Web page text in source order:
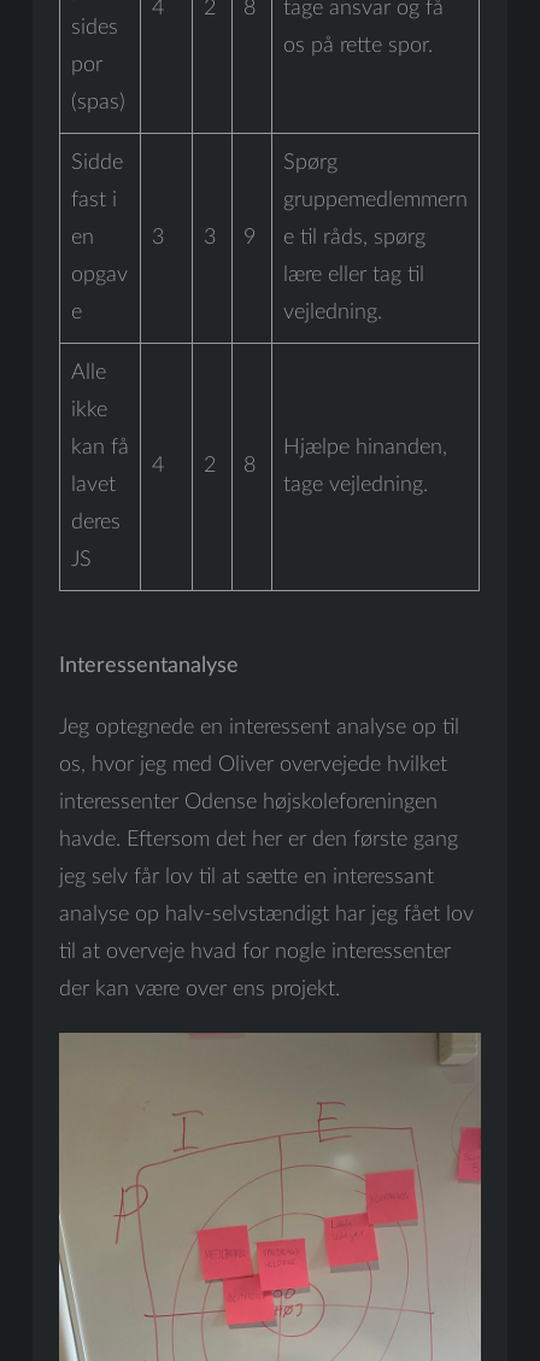
sides
por
(spas)
4 2 8
tage ansvar og få
os på rette spor.
Sidde
fast i
en
opgav
e
3 3 9
Spørg
gruppemedlemmern
e til råds, spørg
lære eller tag til
vejledning.
Alle
ikke
kan få
lavet
deres
JS
4 2 8
Hjælpe hinanden,
tage vejledning.
Interessentanalyse
Jeg optegnede en interessent analyse op til
os, hvor jeg med Oliver overvejede hvilket
interessenter Odense højskoleforeningen
havde. Eftersom det her er den første gang
jeg selv får lov til at sætte en interessant
analyse op halv-selvstændigt har jeg fået lov
til at overveje hvad for nogle interessenter
der kan være over ens projekt.